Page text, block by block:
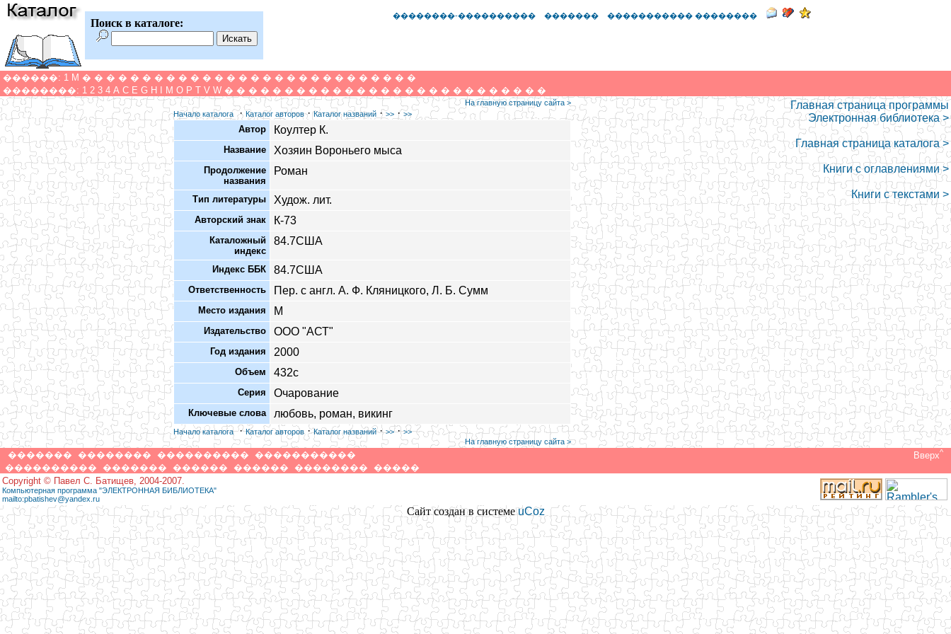
Поиск в каталоге:
��������-���������� ������� ����������� ��������
������: 1 M � � � � � � � � � � � � � � � � � � � � � � � � � � � �
��������: 1 2 3 4 A C E G H M O P T V W � � � � � � � � � � � � � � � � � � � � � � � � � � �
На главную страницу сайта >
Начало каталога·Каталог авторов·Каталог названий ·>> ·>>
Автор Коултер К.
Название Хозяин Вороньего мыса
Продолжение
названия
Роман
Тип литературы Худож. лит.
Авторский знак К-73
Каталожный
индекс
84.7США
Индекс ББК 84.7США
Ответственность Пер. с англ. А. Ф. Кляницкого, Л. Б. Сумм
Место издания М
Издательство ООО "АСТ"
Год издания 2000
Объем 432с
Серия Очарование
Ключевые слова любовь, роман, викинг
Начало каталога·Каталог авторов·Каталог названий·>>·>>
На главную страницу сайта >
Главная страница программы
Электронная библиотека >
Главная страница каталога >
Книги с оглавлениями >
Книги с текстами >
������� �������� ���������� �����������
���������� ������� ������ ������ �������� �����
Вверх^
Copyright © Павел С. Батищев, 2004-2007.
Компьютерная программа "ЭЛЕКТРОННАЯ БИБЛИОТЕКА"
mailto:pbatishev@yandex.ru
Сайт создан в системеuCoz